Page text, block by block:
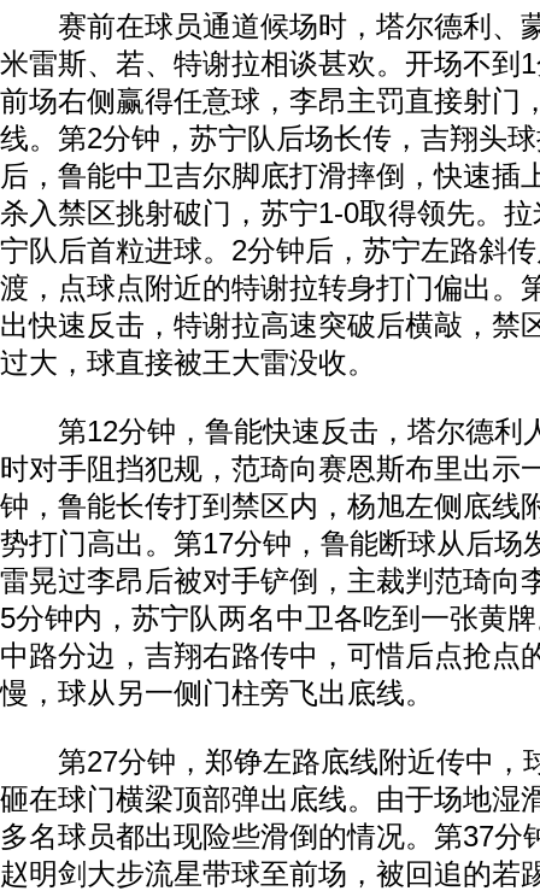
赛前在球员通道候场时，塔尔德利、
米雷斯、若、特谢拉相谈甚欢。开场不到
前场右侧赢得任意球，李昂主罚直接射门
线。第2分钟，苏宁队后场长传，吉翔头
后，鲁能中卫吉尔脚底打滑摔倒，快速插
杀入禁区挑射破门，苏宁1-0取得领先。
宁队后首粒进球。2分钟后，苏宁左路斜
渡，点球点附近的特谢拉转身打门偏出。
出快速反击，特谢拉高速突破后横敲，禁
过大，球直接被王大雷没收。
第12分钟，鲁能快速反击，塔尔德利
时对手阻挡犯规，范琦向赛恩斯布里出示
钟，鲁能长传打到禁区内，杨旭左侧底线
势打门高出。第17分钟，鲁能断球从后场
雷晃过李昂后被对手铲倒，主裁判范琦向
5分钟内，苏宁队两名中卫各吃到一张黄
中路分边，吉翔右路传中，可惜后点抢点
慢，球从另一侧门柱旁飞出底线。
第27分钟，郑铮左路底线附近传中，
砸在球门横梁顶部弹出底线。由于场地湿
多名球员都出现险些滑倒的情况。第37分
赵明剑大步流星带球至前场，被回追的若
动物系恋人啊 | 钟欣潼体验爱情哲学